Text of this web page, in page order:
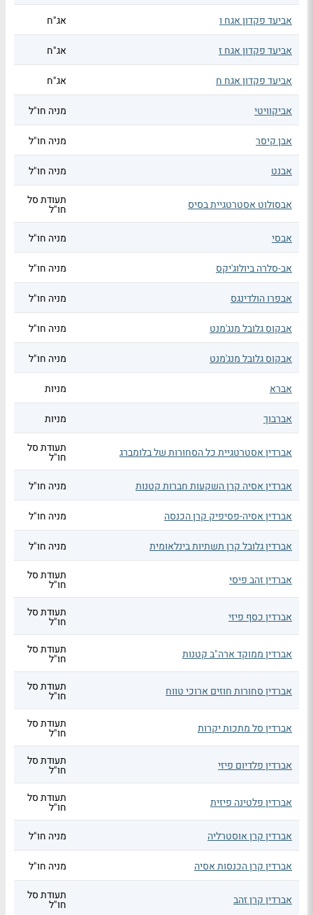
אביעד פקדון אגח ו אג"ח
אביעד פקדון אגח ז אג"ח
אביעד פקדון אגח ח אג"ח
אביקוויטי מניה חו"ל
אבן קיסר מניה חו"ל
אבנט מניה חו"ל
אבסולוט אסטרטגיית בסיס תעודת סל
חו"ל
אבסי
מניה חו"ל
אב-סלרה ביולוג'יקס מניה חו"ל
אבפרו הולדינגס מניה חו"ל
אבקוס גלובל מנג'מנט מניה חו"ל
אבקוס גלובל מנג'מנט מניה חו"ל
אברא מניות
אברבוך מניות
אברדין אסטרטגיית כל הסחורות של בלומברג תעודת סל
חו"ל
אברדין אסיה קרן השקעות חברות קטנות
מניה חו"ל
אברדין אסיה-פסיפיק קרן הכנסה מניה חו"ל
אברדין גלובל קרן תשתיות בינלאומית מניה חו"ל
אברדין זהב פיסי תעודת סל
חו"ל
אברדין כסף פיזי תעודת סל
חו"ל
אברדין ממוקד ארה"ב קטנות תעודת סל
חו"ל
אברדין סחורות חוזים ארוכי טווח תעודת סל
חו"ל
אברדין סל מתכות יקרות תעודת סל
חו"ל
אברדין פלדיום פיזי תעודת סל
חו"ל
אברדין פלטינה פיזית תעודת סל
חו"ל
אברדין קרן אוסטרליה
מניה חו"ל
אברדין קרן הכנסות אסיה מניה חו"ל
אברדין קרן זהב תעודת סל
חו"ל